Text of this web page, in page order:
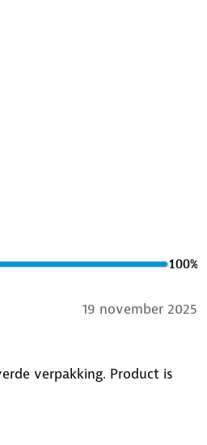
op ongewenste momenten.
100%
19 november 2025
verpakking. Product is